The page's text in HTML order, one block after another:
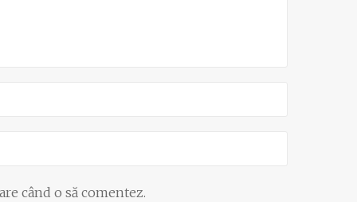
când o să comentez.